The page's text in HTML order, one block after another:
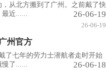
从北方搬到了广州。之前戴了快
近......
26-06-19
26-06-19
州官方
了七年的劳力士潜航者走时开始
了......
26-06-18